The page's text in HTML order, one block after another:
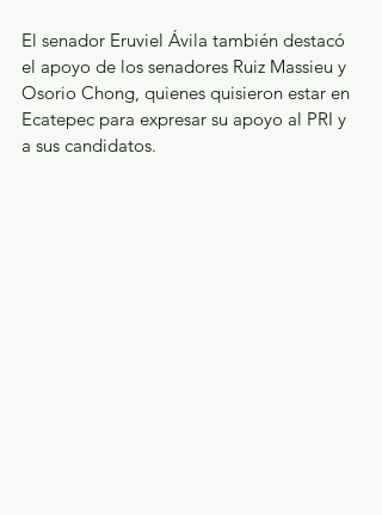
El senador Eruviel Ávila también destacó
el apoyo de los senadores Ruiz Massieu y
Osorio Chong, quienes quisieron estar en
Ecatepec para expresar su apoyo al PRI y
a sus candidatos.